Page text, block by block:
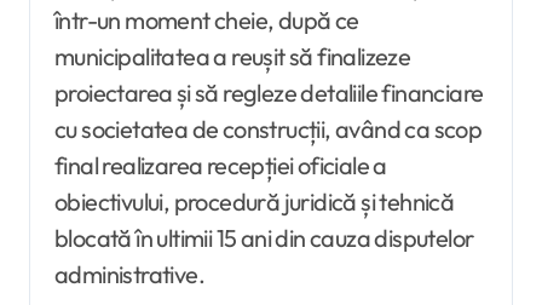
într-un moment cheie, după ce
municipalitatea a reușit să finalizeze
proiectarea și să regleze detaliile financiare
cu societatea de construcții, având ca scop
final realizarea recepției oficiale a
obiectivului, procedură juridică și tehnică
blocată în ultimii 15 ani din cauza disputelor
administrative.